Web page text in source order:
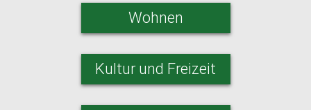
Wohnen
Kultur und Freizeit